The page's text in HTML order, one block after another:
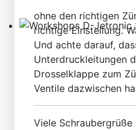
Workshops D-Jetronic
ohne den richtigen
richtige Einstellung.
Und achte darauf,
Unterdruckleitungen
Drosselklappe zum
Ventile dazwischen
Viele